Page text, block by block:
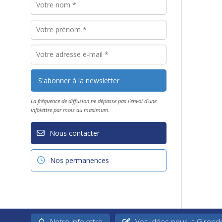
La fréquence de diffusion ne dépasse pas l'envoi d'une
infolettre par mois au maximum.
Nous contacter
Nos permanences